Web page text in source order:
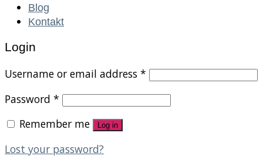
Blog
Kontakt
Login
Username or email address *
Password *
Remember me
Log in
Lost your password?